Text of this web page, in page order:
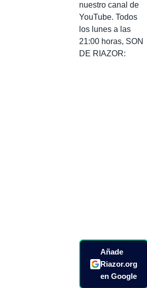
nuestro canal de
YouTube. Todos
los lunes a las
21:00 horas, SON
DE RIAZOR:
Añade
Riazor.org
en Google